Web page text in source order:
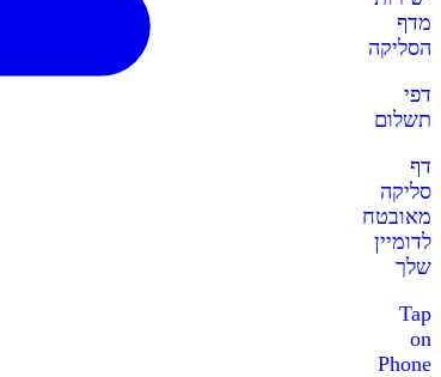
מדף
הסליקה
דפי
תשלום
דף
סליקה
מאובטח
לדומיין
שלך
Tap
on
Phone